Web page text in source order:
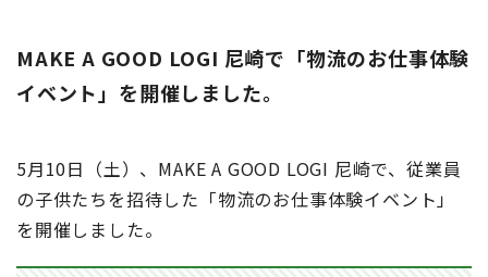
MAKE A GOOD LOGI 尼崎で「物流のお仕事体験
イベント」を開催しました。
5月10日（土）、MAKE A GOOD LOGI 尼崎で、従業員
の子供たちを招待した「物流のお仕事体験イベント」
を開催しました。